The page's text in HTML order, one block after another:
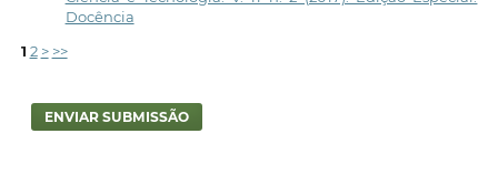
Docência
1 2 > >>
ENVIAR SUBMISSÃO